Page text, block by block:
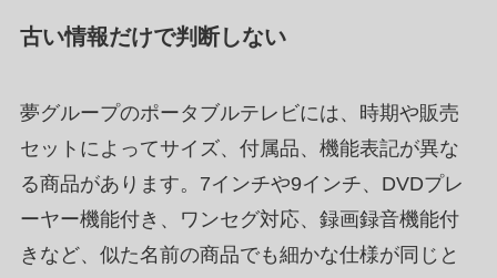
古い情報だけで判断しない
夢グループのポータブルテレビには、時期や販売
セットによってサイズ、付属品、機能表記が異な
る商品があります。7インチや9インチ、DVDプレ
ーヤー機能付き、ワンセグ対応、録画録音機能付
きなど、似た名前の商品でも細かな仕様が同じと